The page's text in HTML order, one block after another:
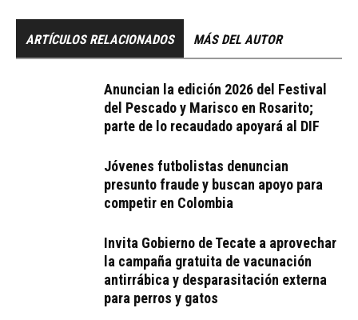
ARTÍCULOS RELACIONADOS MÁS DEL AUTOR
Anuncian la edición 2026 del Festival
del Pescado y Marisco en Rosarito;
parte de lo recaudado apoyará al DIF
Jóvenes futbolistas denuncian
presunto fraude y buscan apoyo para
competir en Colombia
Invita Gobierno de Tecate a aprovechar
la campaña gratuita de vacunación
antirrábica y desparasitación externa
para perros y gatos